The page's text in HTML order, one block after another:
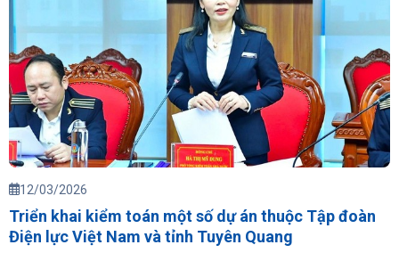
12/03/2026
Triển khai kiểm toán một số dự án thuộc Tập đoàn
Điện lực Việt Nam và tỉnh Tuyên Quang